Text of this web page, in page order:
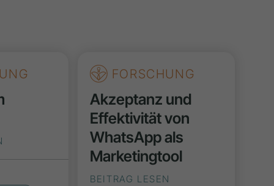
FORSCHUNG
Akzeptanz und
Effektivität von
WhatsApp als
Marketingtool
BEITRAG LESEN